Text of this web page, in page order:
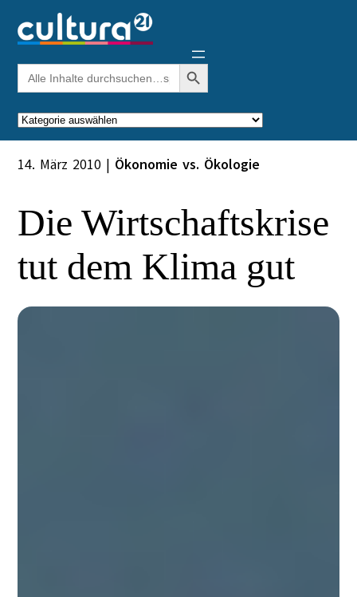
Inhalt
springen
Search
for:
Search Button
Kategorien
14. März 2010 | Ökonomie vs. Ökologie
Die Wirtschaftskrise
tut dem Klima gut